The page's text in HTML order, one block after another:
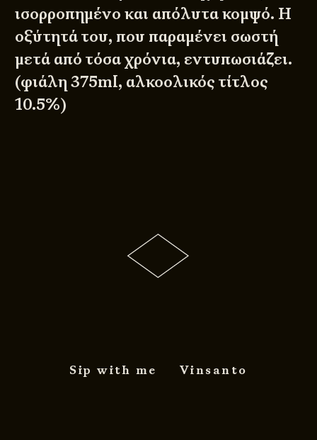
ισορροπημένο και απόλυτα κομψό. Η
οξύτητά του, που παραμένει σωστή
μετά από τόσα χρόνια, εντυπωσιάζει.
(φιάλη 375ml, αλκοολικός τίτλος
10.5%)
Sip with me Vinsanto